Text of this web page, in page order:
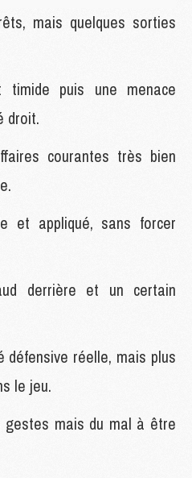
mais quelques sorties
timide puis une menace
droit.
courantes très bien
et appliqué, sans forcer
derrière et un certain
défensive réelle, mais plus
le jeu.
gestes mais du mal à être